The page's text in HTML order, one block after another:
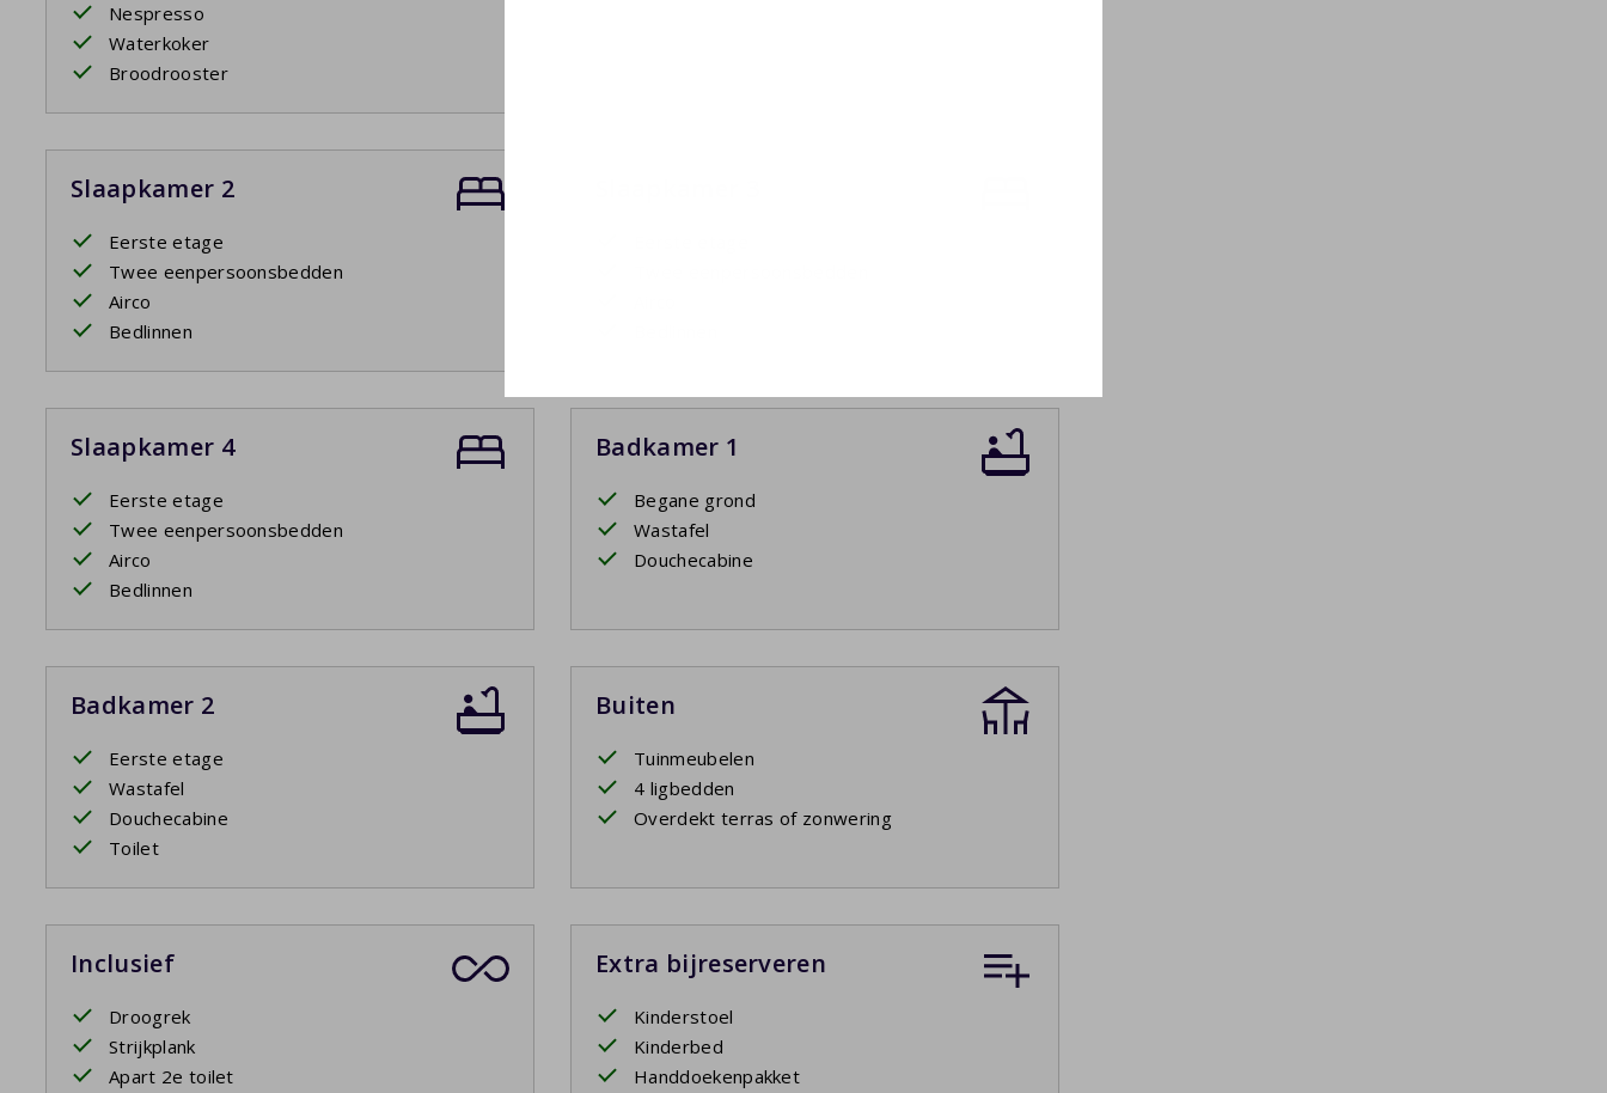
Nespresso
Waterkoker
Broodrooster
Slaapkamer 2
Eerste etage
Twee eenpersoonsbedden
Airco
Bedlinnen
Slaapkamer 4
Eerste etage
Twee eenpersoonsbedden
Airco
Bedlinnen
Badkamer 1
Begane grond
Wastafel
Douchecabine
Badkamer 2
Eerste etage
Wastafel
Douchecabine
Toilet
Buiten
Tuinmeubelen
4 ligbedden
Overdekt terras of zonwering
Inclusief
Droogrek
Strijkplank
Apart 2e toilet
Extra bijreserveren
Kinderstoel
Kinderbed
Handdoekenpakket